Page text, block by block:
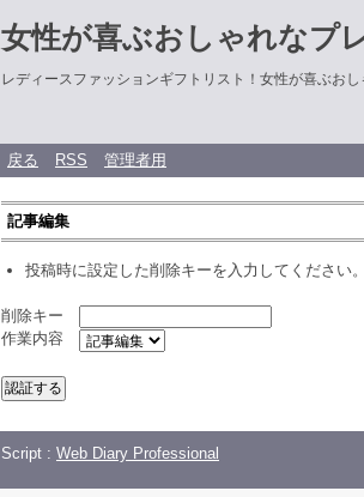
女性が喜ぶおしゃれなプ
レディースファッションギフトリスト！女性が喜ぶお
戻る RSS 管理者用
記事編集
投稿時に設定した削除キーを入力してください
削除キー
作業内容
Script : Web Diary Professional